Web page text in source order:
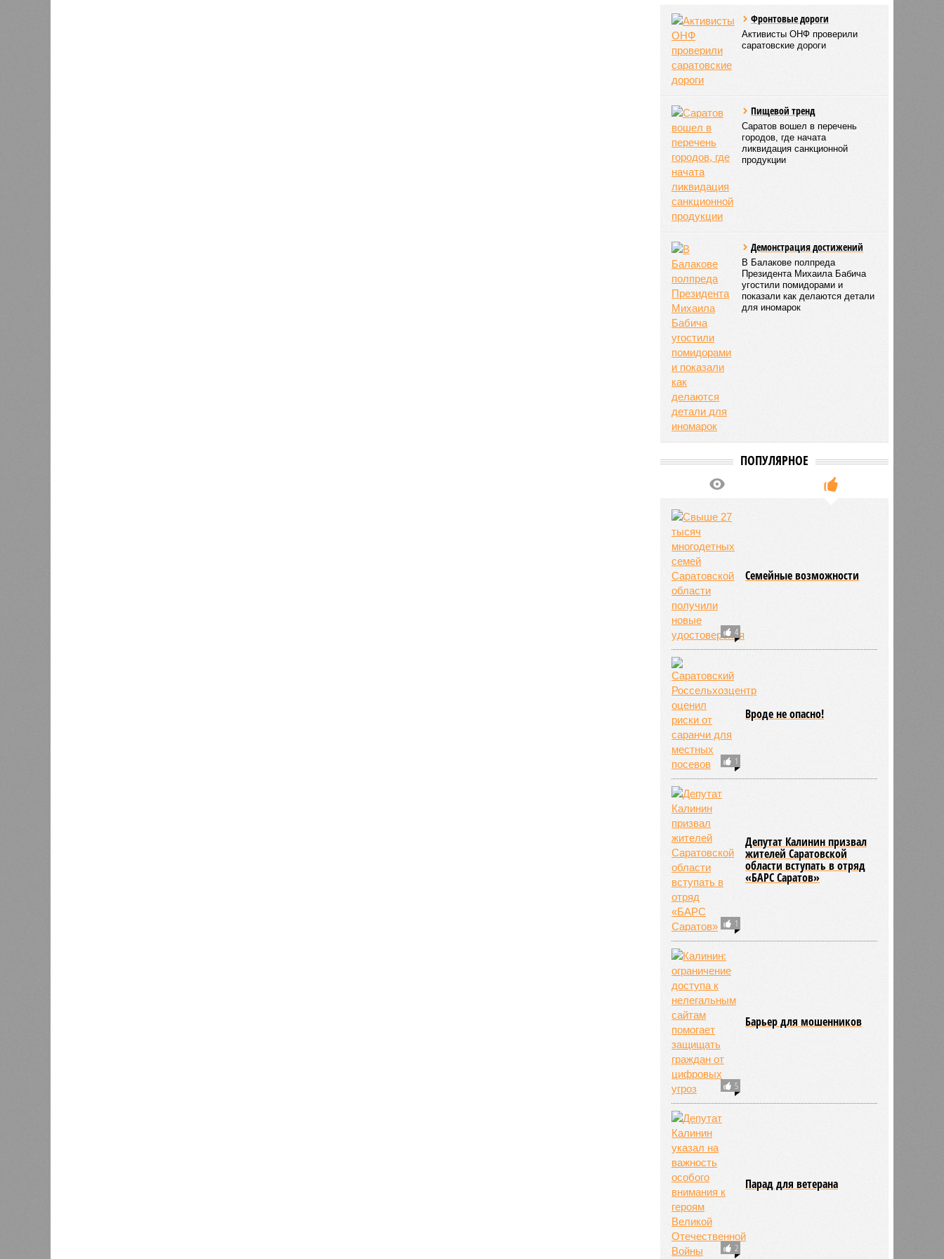
Фронтовые дороги
Активисты ОНФ проверили
саратовские дороги
Пищевой тренд
Саратов вошел в перечень
городов, где начата
ликвидация санкционной
продукции
Демонстрация достижений
В Балакове полпреда
Президента Михаила Бабича
угостили помидорами и
показали как делаются детали
для иномарок
ПОПУЛЯРНОЕ
4
Семейные возможности
1
Вроде не опасно!
1
Депутат Калинин призвал
жителей Саратовской
области вступать в отряд
«БАРС Саратов»
5
Барьер для мошенников
2
Парад для ветерана